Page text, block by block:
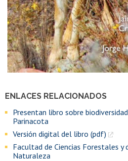
ENLACES RELACIONADOS
Presentan libro sobre
Parinacota
Versión digital del libro (pdf)
Facultad de Ciencias Forestales y
Naturaleza